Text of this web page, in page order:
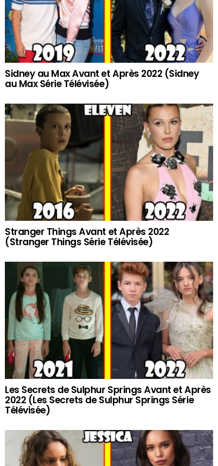
Sidney au Max Avant et Après 2022 (Sidney
au Max Série Télévisée)
Stranger Things Avant et Après 2022
(Stranger Things Série Télévisée)
Les Secrets de Sulphur Springs Avant et Après
2022 (Les Secrets de Sulphur Springs Série
Télévisée)